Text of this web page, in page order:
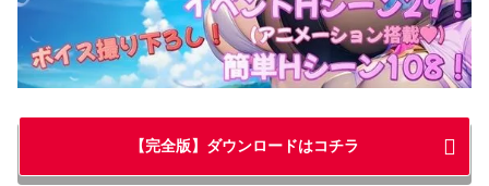
【完全版】ダウンロードはコチラ